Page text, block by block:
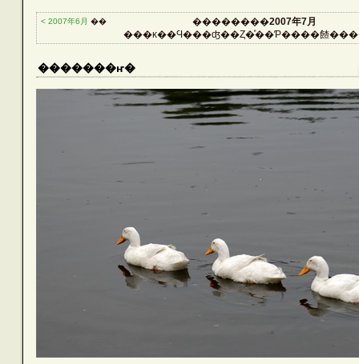
< 2007年6月 �� ��������2007年7月
���κ��Ϥ���ʤ��Ȥ�ͤ��Ƥ����餷
�������ҥ�
CATEGORIES
Reptiles
Birds
Other Lives